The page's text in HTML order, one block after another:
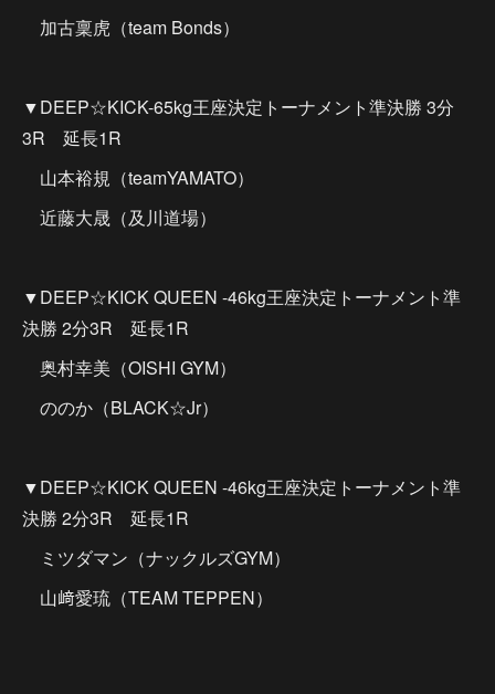
加古稟虎（team Bonds）
▼DEEP☆KICK-65kg王座決定トーナメント準決勝 3分
3R 延長1R
山本裕規（teamYAMATO）
近藤大晟（及川道場）
▼DEEP☆KICK QUEEN -46kg王座決定トーナメント準
決勝 2分3R 延長1R
奥村幸美（OISHI GYM）
ののか（BLACK☆Jr）
▼DEEP☆KICK QUEEN -46kg王座決定トーナメント準
決勝 2分3R 延長1R
ミツダマン（ナックルズGYM）
山﨑愛琉（TEAM TEPPEN）